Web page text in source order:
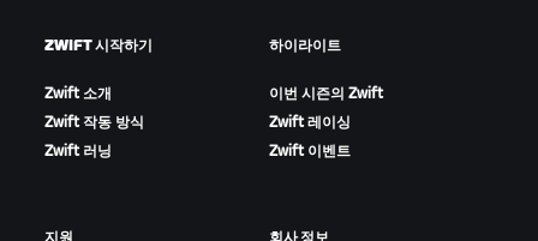
ZWIFT 시작하기
Zwift 소개
Zwift 작동 방식
Zwift 러닝
하이라이트
이번 시즌의 Zwift
Zwift 레이싱
Zwift 이벤트